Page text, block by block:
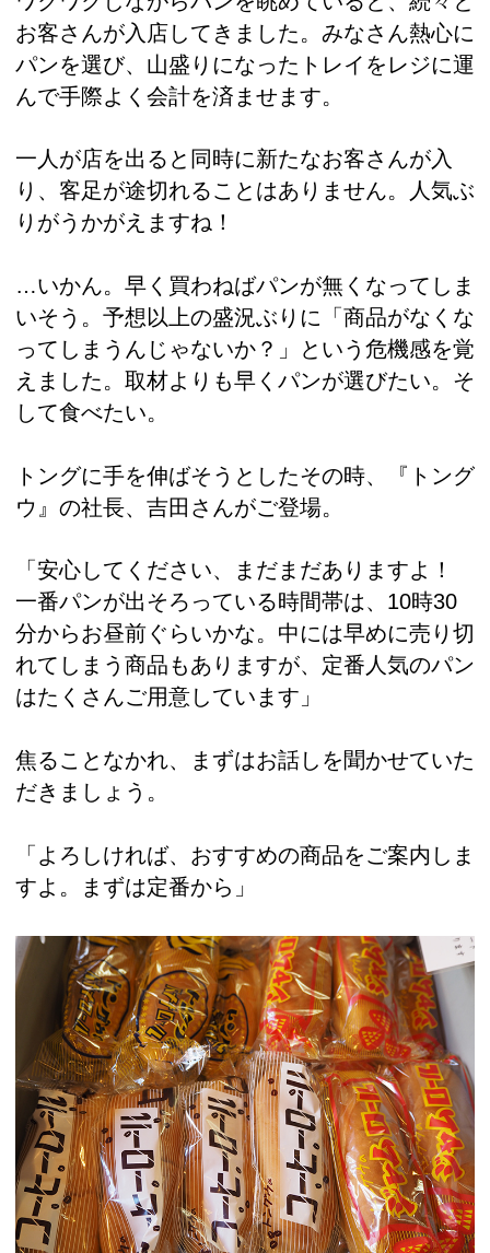
お客さんが入店してきました。みなさん熱心に
パンを選び、山盛りになったトレイをレジに運
んで手際よく会計を済ませます。
一人が店を出ると同時に新たなお客さんが入
り、客足が途切れることはありません。人気ぶ
りがうかがえますね！
…いかん。早く買わねばパンが無くなってしま
いそう。予想以上の盛況ぶりに「商品がなくな
ってしまうんじゃないか？」という危機感を覚
えました。取材よりも早くパンが選びたい。そ
して食べたい。
トングに手を伸ばそうとしたその時、『トング
ウ』の社長、吉田さんがご登場。
「安心してください、まだまだありますよ！
一番パンが出そろっている時間帯は、10時30
分からお昼前ぐらいかな。中には早めに売り切
れてしまう商品もありますが、定番人気のパン
はたくさんご用意しています」
焦ることなかれ、まずはお話しを聞かせていた
だきましょう。
「よろしければ、おすすめの商品をご案内しま
すよ。まずは定番から」